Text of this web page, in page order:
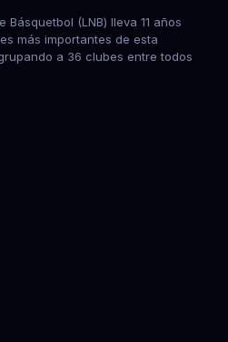
(LNB) lleva 11 años
más importantes de esta
a 36 clubes entre todos